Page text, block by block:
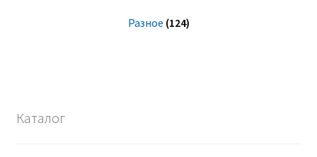
Разное (124)
Каталог